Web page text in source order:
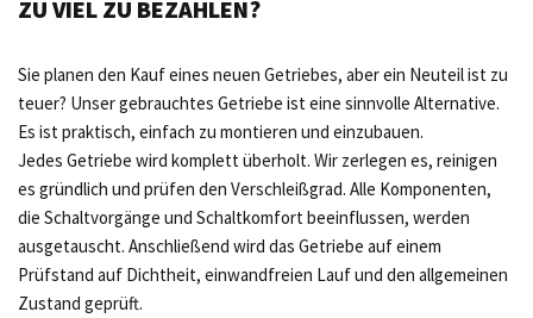
ZU VIEL ZU BEZAHLEN?
Sie planen den Kauf eines neuen Getriebes, aber ein Neuteil ist zu
teuer? Unser gebrauchtes Getriebe ist eine sinnvolle Alternative.
Es ist praktisch, einfach zu montieren und einzubauen.
Jedes Getriebe wird komplett überholt. Wir zerlegen es, reinigen
es gründlich und prüfen den Verschleißgrad. Alle Komponenten,
die Schaltvorgänge und Schaltkomfort beeinflussen, werden
ausgetauscht. Anschließend wird das Getriebe auf einem
Prüfstand auf Dichtheit, einwandfreien Lauf und den allgemeinen
Zustand geprüft.